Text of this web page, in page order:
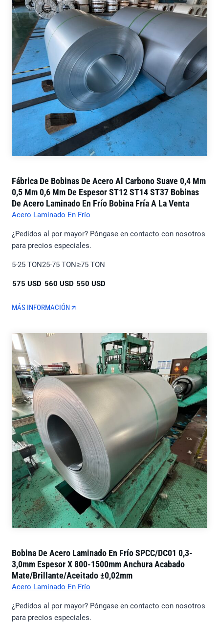
Fábrica De Bobinas De Acero Al Carbono Suave 0,4 Mm
0,5 Mm 0,6 Mm De Espesor ST12 ST14 ST37 Bobinas
De Acero Laminado En Frío Bobina Fría A La Venta
Acero Laminado En Frío
¿Pedidos al por mayor? Póngase en contacto con nosotros
para precios especiales.
5-25 TON
575 USD
25-75 TON
560 USD
≥75 TON
550 USD
MÁS INFORMACIÓN
Bobina De Acero Laminado En Frío SPCC/DC01 0,3-
3,0mm Espesor X 800-1500mm Anchura Acabado
Mate/brillante/aceitado ±0,02mm
Acero Laminado En Frío
¿Pedidos al por mayor? Póngase en contacto con nosotros
para precios especiales.